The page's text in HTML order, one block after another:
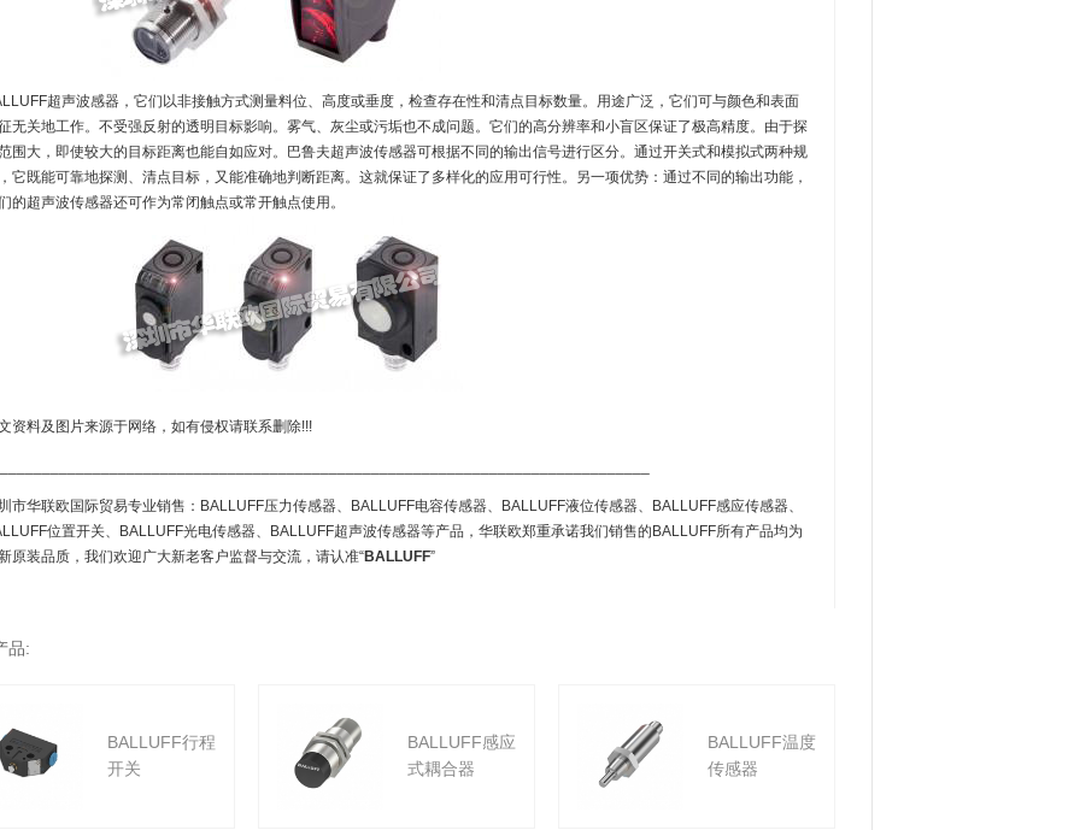
超声波感器，它们以非接触方式测量料位、高度或垂度，检查存在性和清点目标数量。用途广泛，它们可与颜色和表面
无关地工作。不受强反射的透明目标影响。雾气、灰尘或污垢也不成问题。它们的高分辨率和小盲区保证了极高精度。由于探
围大，即使较大的目标距离也能自如应对。巴鲁夫超声波传感器可根据不同的输出信号进行区分。通过开关式和模拟式两种规
它既能可靠地探测、清点目标，又能准确地判断距离。这就保证了多样化的应用可行性。另一项优势：通过不同的输出功能，
的超声波传感器还可作为常闭触点或常开触点使用。
资料及图片来源于网络，如有侵权请联系删除!!!
市华联欧国际贸易专业销售：BALLUFF压力传感器、BALLUFF电容传感器、BALLUFF液位传感器、BALLUFF感应传感器、
位置开关、BALLUFF光电传感器、BALLUFF超声波传感器等产品，华联欧郑重承诺我们销售的BALLUFF所有产品均为
原装品质，我们欢迎广大新老客户监督与交流，请认准“BALLUFF”
品:
BALLUFF行程
开关
BALLUFF感应
式耦合器
BALLUFF温度
传感器